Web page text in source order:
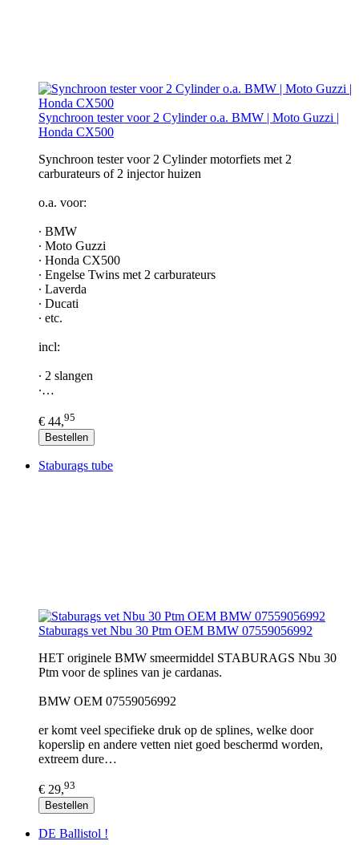
Synchroon tester voor 2 Cylinder o.a. BMW | Moto Guzzi |
Honda CX500
Synchroon tester voor 2 Cylinder motorfiets met 2
carburateurs of 2 injector huizen
o.a. voor:
∙ BMW
∙ Moto Guzzi
∙ Honda CX500
∙ Engelse Twins met 2 carburateurs
∙ Laverda
∙ Ducati
∙ etc.
incl:
∙ 2 slangen
∙…
€ 44,95
Bestellen
Staburags tube
Staburags vet Nbu 30 Ptm OEM BMW 07559056992
HET originele BMW smeermiddel STABURAGS Nbu 30
Ptm voor de splines van je cardanas.
BMW OEM 07559056992
er komt veel specifieke druk op de splines, welke door
koperslip en andere vetten niet goed beschermd worden,
extreem dure…
€ 29,93
Bestellen
DE Ballistol !